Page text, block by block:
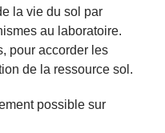
la vie du sol par
au laboratoire.
pour accorder les
de la ressource sol.
possible sur